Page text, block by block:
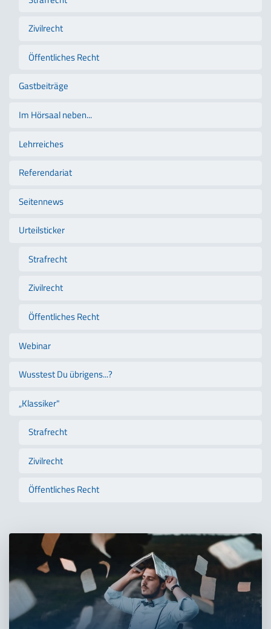
Zivilrecht
Öffentliches Recht
Gastbeiträge
Im Hörsaal neben...
Lehrreiches
Referendariat
Seitennews
Urteilsticker
Strafrecht
Zivilrecht
Öffentliches Recht
Webinar
Wusstest Du übrigens...?
„Klassiker"
Strafrecht
Zivilrecht
Öffentliches Recht